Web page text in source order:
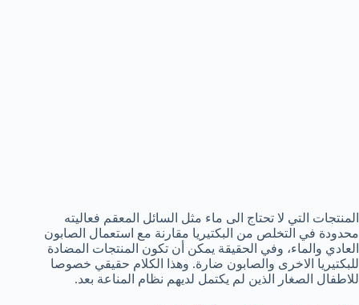
المنتجات التي لا تحتاج الى ماء مثل السائل المعقم فعاليته
محدودة في التخلص من البكتيريا مقارنة مع استعمال الصابون
العادي والماء، وفي الحقيقة يمكن أن تكون المنتجات المضادة
للبكتيريا الاخرى والصابون ضارة. وهذا الكلام حقيقي خصوصا
للاطفال الصغار الذين لم يكتمل لديهم نظام المناعة بعد.